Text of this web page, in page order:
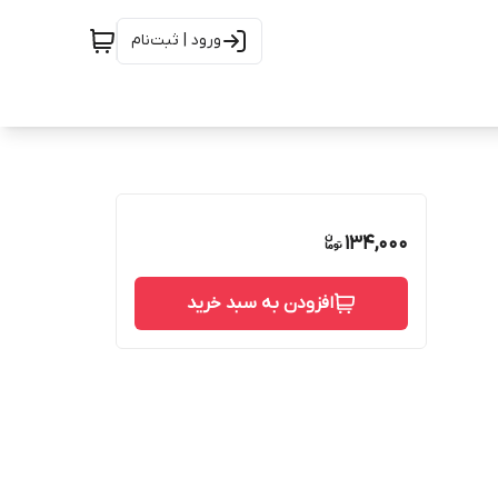
ورود | ثبت‌نام
134,000
افزودن به سبد خرید